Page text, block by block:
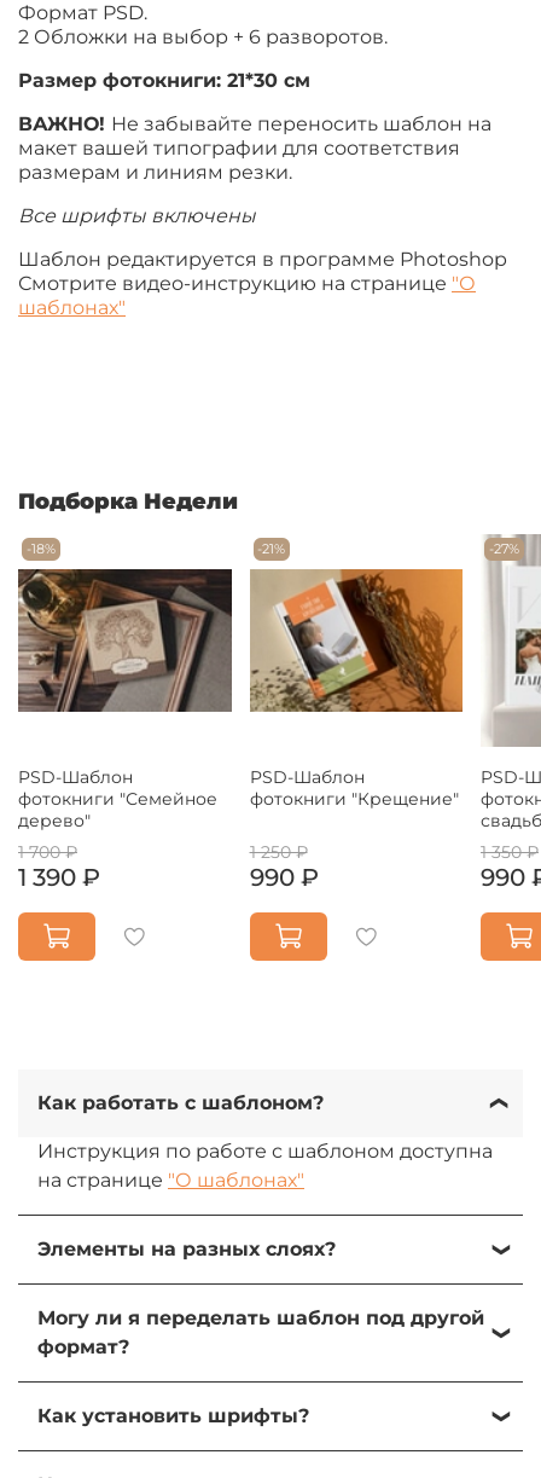
Формат PSD.
2 Обложки на выбор + 6 разворотов.
Размер фотокниги: 21*30 см
ВАЖНО! Не забывайте переносить шаблон на
макет вашей типографии для соответствия
размерам и линиям резки.
Все шрифты включены
Шаблон редактируется в программе Photoshop
Смотрите видео-инструкцию на странице "О
шаблонах"
Подборка Недели
-18%
PSD-Шаблон
фотокниги "Семейное
дерево"
1 700 ₽
1 390 ₽
-21%
PSD-Шаблон
фотокниги "Крещение"
1 250 ₽
990 ₽
-27%
PSD-
1 350 ₽
990
Как работать с шаблоном?
Инструкция по работе с шаблоном доступна
на странице "О шаблонах"
Элементы на разных слоях?
желании их можно изменить, передвинуть
или удалить.
Могу ли я переделать шаблон под другой
формат?
задачу и использователь элементы для
создания других форматов.
Как установить шрифты?